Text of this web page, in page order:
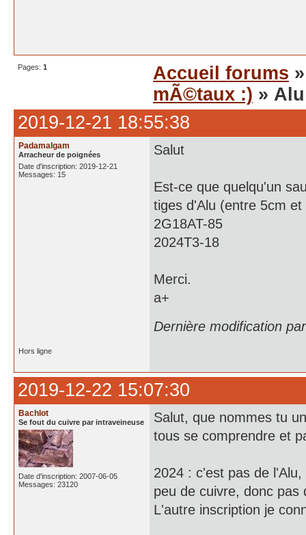
Pages: 1 Accueil forums
mÃ©taux :) »
2019-12-21 18:55:38
Padamalgam
Arracheur de poignées
Date d'inscription: 2019-12-21
Messages: 15
Salut
Est-ce que quelqu'un
tiges d'Alu (entre 5cm et
2G18AT-85
2024T3-18
Merci.
a+
Dernière modification
Hors ligne
2019-12-22 15:07:30
Bachlot
Se fout du cuivre par intraveineuse
Date d'inscription: 2007-06-05
Messages: 23120
Salut, que nommes tu
tous se comprendre et
2024 : c'est pas de
peu de cuivre, donc pas
L'autre inscription je